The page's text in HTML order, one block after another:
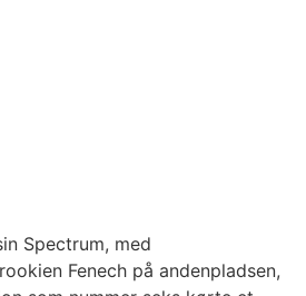
Spectrum, med
Fenech på andenpladsen,